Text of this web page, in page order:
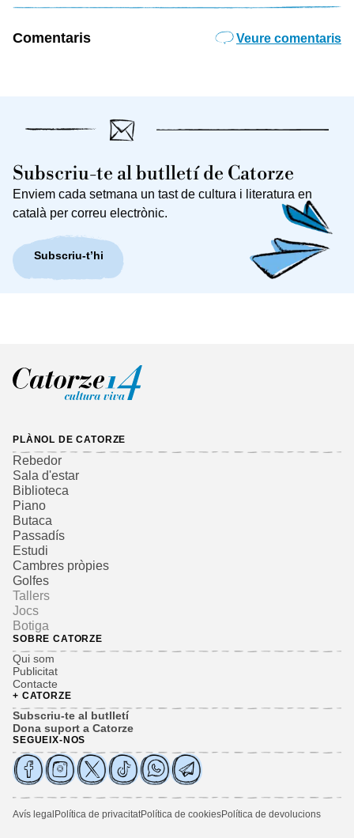
Comentaris Veure comentaris
Subscriu-te al butlletí de Catorze
Enviem cada setmana un tast de cultura i literatura en
català per correu electrònic.
Subscriu-t’hi
PLÀNOL DE CATORZE
Rebedor
Sala d'estar
Biblioteca
Piano
Butaca
Passadís
Estudi
Cambres pròpies
Golfes
Tallers
Jocs
Botiga
SOBRE CATORZE
Qui som
Publicitat
Contacte
+ CATORZE
Subscriu-te al butlletí
Dona suport a Catorze
SEGUEIX-NOS
Avís legalPolítica de privacitatPolítica de cookiesPolítica de devolucions